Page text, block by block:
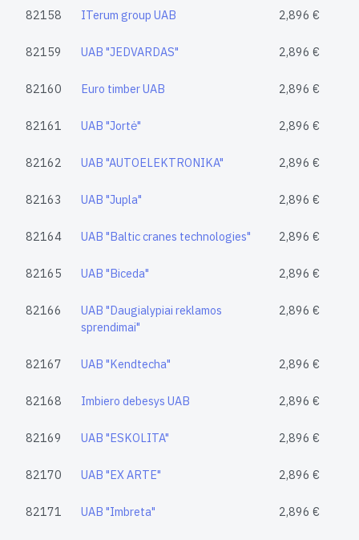
82158 ITerum group UAB 2,896 €
82159 UAB "JEDVARDAS" 2,896 €
82160 Euro timber UAB 2,896 €
82161 UAB "Jortė" 2,896 €
82162 UAB "AUTOELEKTRONIKA" 2,896 €
82163 UAB "Jupla" 2,896 €
82164 UAB "Baltic cranes technologies" 2,896 €
82165 UAB "Biceda" 2,896 €
82166
UAB "Daugialypiai reklamos
sprendimai"
2,896 €
82167 UAB "Kendtecha" 2,896 €
82168 Imbiero debesys UAB 2,896 €
82169 UAB "ESKOLITA" 2,896 €
82170 UAB "EX ARTE" 2,896 €
82171 UAB "Imbreta" 2,896 €